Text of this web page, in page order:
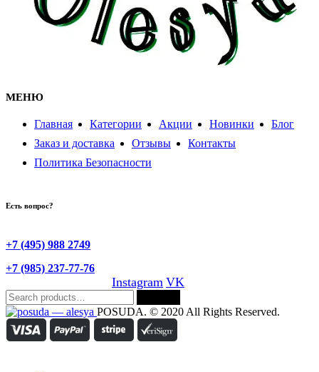
МЕНЮ
Главная Категории Акции Новинки
Блог
Заказ и доставка
Отзывы
Контакты
Политика Безопасности
Есть вопрос?
+7 (495) 988 2749
+7 (985) 237-77-76
Instagram VK
Search
for:
POSUDA. © 2020 All Rights Reserved.